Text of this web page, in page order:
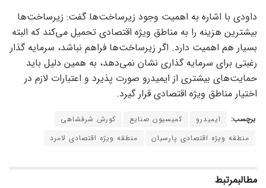
داودی با اشاره به اهمیت وجود زیرساخت‌ها گفت: زیرساخت‌ها
بیشترین هزینه را به مناطق ویژه اقتصادی تحمیل می‌کند که البته
بسیار هم اهمیت دارد. اگر زیرساخت‌ها فراهم نباشد، سرمایه گذار
رغبتی برای سرمایه گذاری نشان نمی‌دهد، به همین دلیل باید
حمایت‌های بیشتری از ایمیدرو صورت پذیرد و اعتبارات لازم در
اختیار مناطق ویژه اقتصادی قرار گیرد.
برچسب: ایمیدرو کمیسیون صنایع
کورش شرفشاهی
منطقه ویژه اقتصادی پارسیان
منطقه ویژه اقتصادی لامرد
مطالبمرتبط